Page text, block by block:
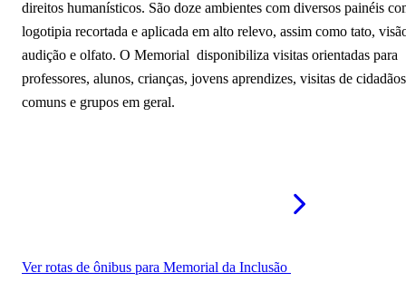
direitos humanísticos. São doze ambientes com diversos painéis
logotipia recortada e aplicada em alto relevo, assim como tato,
audição e olfato. O Memorial disponibiliza visitas orientadas para
professores, alunos, crianças, jovens aprendizes, visitas de cidadãos
comuns e grupos em geral.
Ver rotas de ônibus para Memorial da Inclusão